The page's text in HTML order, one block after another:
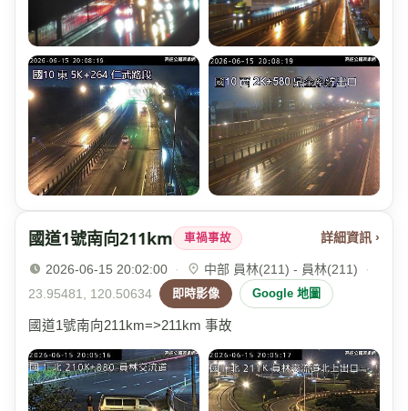
國道1號南向211km 車禍事故 詳細資訊 ›
2026-06-15 20:02:00 · 中部 員林(211) - 員林(211)
·
23.95481, 120.50634
即時影像 Google 地圖
國道1號南向211km=>211km 事故